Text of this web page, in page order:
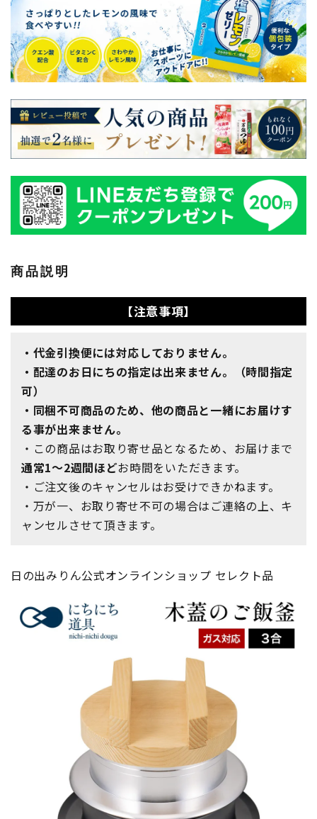
商品説明
【注意事項】
・代金引換便には対応しておりません。
・配達のお日にちの指定は出来ません。（時間指定
可）
・同梱不可商品のため、他の商品と一緒にお届けす
る事が出来ません。
・この商品はお取り寄せ品となるため、お届けまで
通常1～2週間ほどお時間をいただきます。
・ご注文後のキャンセルはお受けできかねます。
・万が一、お取り寄せ不可の場合はご連絡の上、キ
ャンセルさせて頂きます。
日の出みりん公式オンラインショップ セレクト品